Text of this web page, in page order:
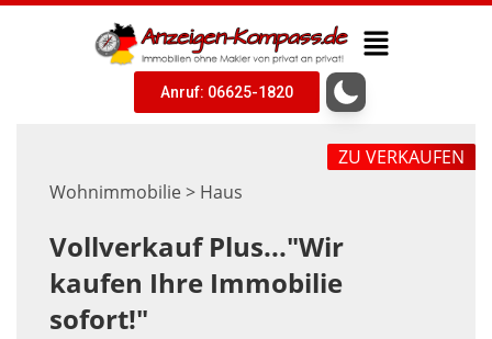
Anruf: 06625-1820
Wohnimmobilie > Haus
ZU VERKAUFEN
Vollverkauf Plus..."Wir
kaufen Ihre Immobilie
sofort!"